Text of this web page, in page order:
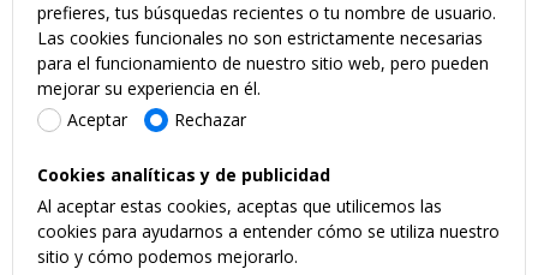
prefieres, tus búsquedas recientes o tu nombre de usuario.
Las cookies funcionales no son estrictamente necesarias
para el funcionamiento de nuestro sitio web, pero pueden
mejorar su experiencia en él.
Aceptar
Rechazar
Cookies analíticas y de publicidad
Al aceptar estas cookies, aceptas que utilicemos las
cookies para ayudarnos a entender cómo se utiliza nuestro
sitio y cómo podemos mejorarlo.